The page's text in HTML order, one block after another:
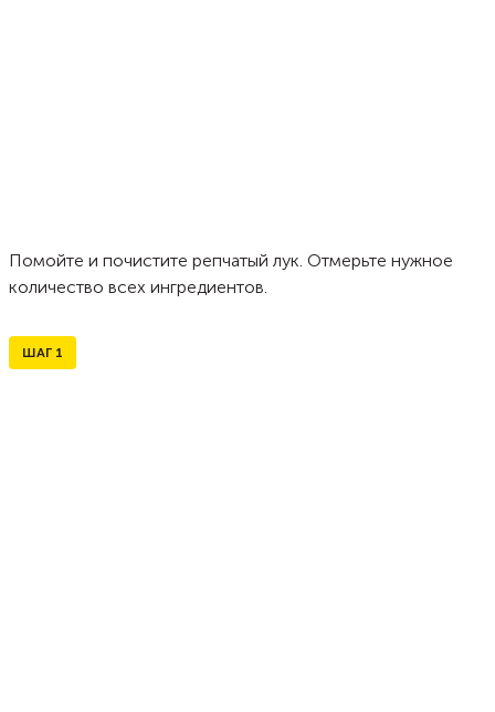
Помойте и почистите репчатый лук. Отмерьте нужное
количество всех ингредиентов.
ШАГ 1